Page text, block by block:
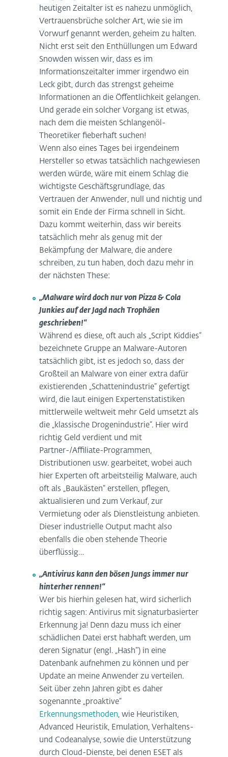
heutigen Zeitalter ist es nahezu unmöglich,
Vertrauensbrüche solcher Art, wie sie im
Vorwurf genannt werden, geheim zu halten.
Nicht erst seit den Enthüllungen um Edward
Snowden wissen wir, dass es im
Informationszeitalter immer irgendwo ein
Leck gibt, durch das strengst geheime
Informationen an die Öffentlichkeit gelangen.
Und gerade ein solcher Vorgang ist etwas,
nach dem die meisten Schlangenöl-
Theoretiker fieberhaft suchen!
Wenn also eines Tages bei irgendeinem
Hersteller so etwas tatsächlich nachgewiesen
werden würde, wäre mit einem Schlag die
wichtigste Geschäftsgrundlage, das
Vertrauen der Anwender, null und nichtig und
somit ein Ende der Firma schnell in Sicht.
Dazu kommt weiterhin, dass wir bereits
tatsächlich mehr als genug mit der
Bekämpfung der Malware, die andere
schreiben, zu tun haben, doch dazu mehr in
der nächsten These:
„Malware wird doch nur von Pizza & Cola
Junkies auf der Jagd nach Trophäen
geschrieben!“
Während es diese, oft auch als „Script Kiddies“
bezeichnete Gruppe an Malware-Autoren
tatsächlich gibt, ist es jedoch so, dass der
Großteil an Malware von einer extra dafür
existierenden „Schattenindustrie“ gefertigt
wird, die laut einigen Expertenstatistiken
mittlerweile weltweit mehr Geld umsetzt als
die „klassische Drogenindustrie“. Hier wird
richtig Geld verdient und mit
Partner-/Affiliate-Programmen,
Distributionen usw. gearbeitet, wobei auch
hier Experten oft arbeitsteilig Malware, auch
oft als „Baukästen“ erstellen, pflegen,
aktualisieren und zum Verkauf, zur
Vermietung oder als Dienstleistung anbieten.
Dieser industrielle Output macht also
ebenfalls die oben stehende Theorie
überflüssig…
„Antivirus kann den bösen Jungs immer nur
hinterher rennen!“
Wer bis hierhin gelesen hat, wird sicherlich
richtig sagen: Antivirus mit signaturbasierter
Erkennung ja! Denn dazu muss ich einer
schädlichen Datei erst habhaft werden, um
deren Signatur (engl. „Hash“) in eine
Datenbank aufnehmen zu können und per
Update an meine Anwender zu verteilen.
Seit über zehn Jahren gibt es daher
sogenannte „proaktive“
Erkennungsmethoden , wie Heuristiken,
Advanced Heuristik, Emulation, Verhaltens-
und Codeanalyse, sowie die Unterstützung
durch Cloud-Dienste, bei denen ESET als